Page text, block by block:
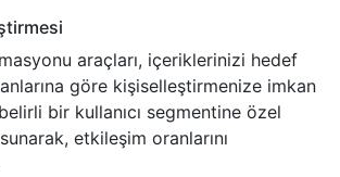
araçları, içeriklerinizi hedef
göre kişiselleştirmenize imkan
bir kullanıcı segmentine özel
etkileşim oranlarını